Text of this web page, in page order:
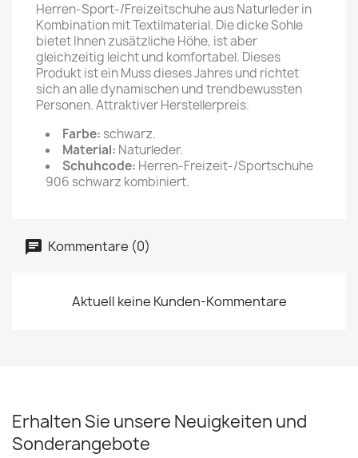
Herren-Sport-/Freizeitschuhe aus Naturleder in
Kombination mit Textilmaterial. Die dicke Sohle
bietet Ihnen zusätzliche Höhe, ist aber
gleichzeitig leicht und komfortabel. Dieses
Produkt ist ein Muss dieses Jahres und richtet
sich an alle dynamischen und trendbewussten
Personen. Attraktiver Herstellerpreis.
Farbe: schwarz.
Material: Naturleder.
Schuhcode: Herren-Freizeit-/Sportschuhe
906 schwarz kombiniert.
Kommentare (0)
Aktuell keine Kunden-Kommentare
Erhalten Sie unsere Neuigkeiten und
Sonderangebote